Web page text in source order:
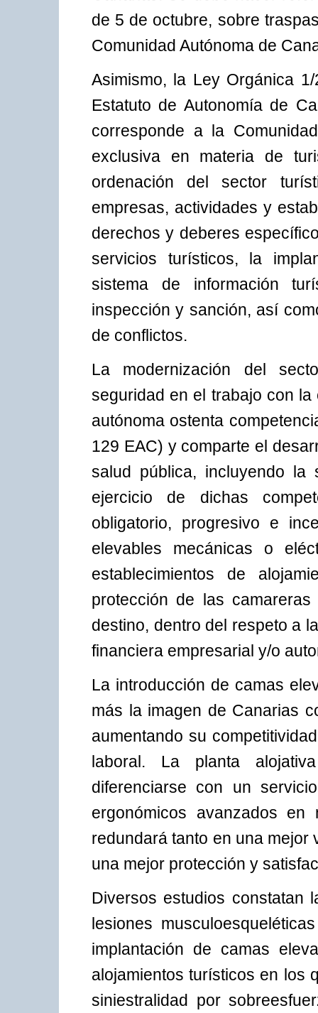
de 5 de octubre, sobre
Comunidad Autónoma de
Asimismo, la Ley Orgánica
Estatuto de Autonomía de
corresponde a la
exclusiva en materia de
ordenación del sector
empresas, actividades y
derechos y deberes
servicios turísticos, la
sistema de información
inspección y sanción, así
de conflictos.
La modernización del
seguridad en el trabajo con
autónoma ostenta
129 EAC) y comparte el
salud pública, incluyendo la
ejercicio de dichas
obligatorio, progresivo e
elevables mecánicas o
establecimientos de
protección de las
destino, dentro del respeto a
financiera empresarial y/o
La introducción de camas
más la imagen de Canarias
aumentando su
laboral. La planta
diferenciarse con un
ergonómicos avanzados
redundará tanto en una mejor
una mejor protección y
Diversos estudios constatan
lesiones
implantación de camas
alojamientos turísticos en los
siniestralidad por